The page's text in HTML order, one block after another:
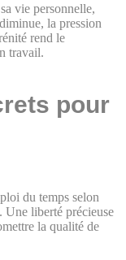
vie personnelle,
la pression
rend le
travail.
pour
du temps selon
Une liberté précieuse
la qualité de